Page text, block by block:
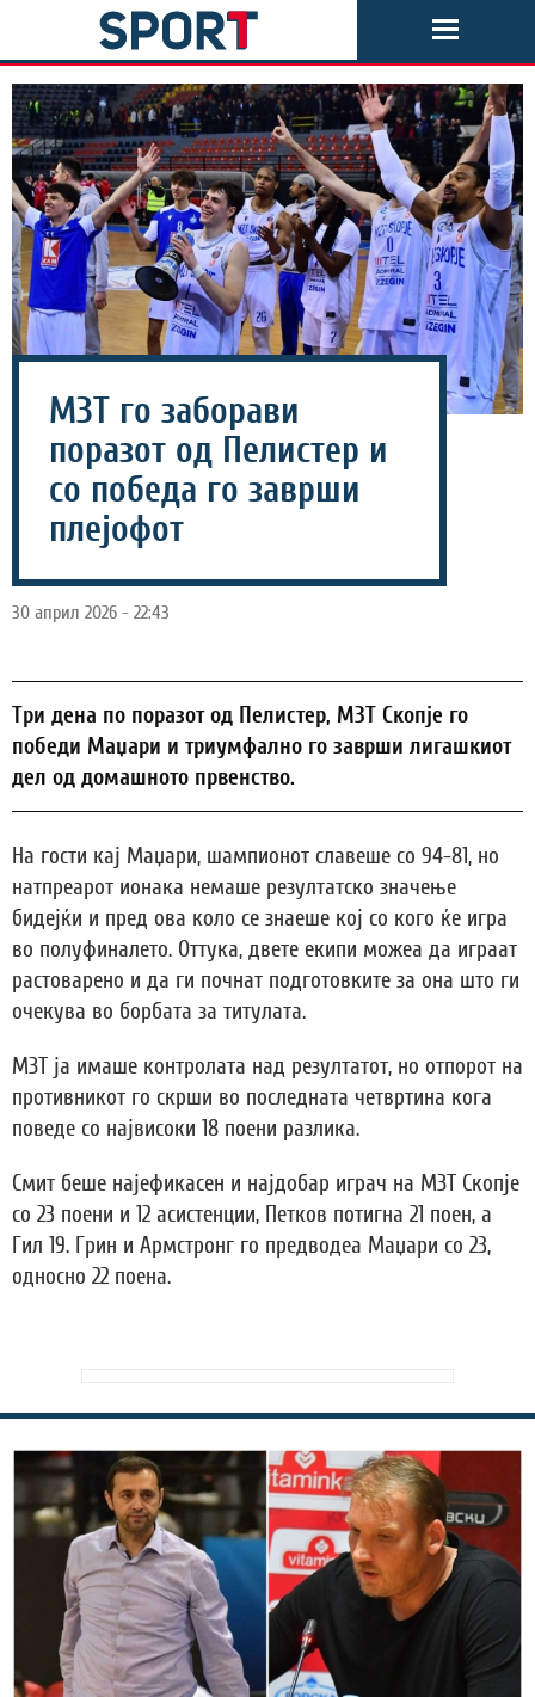
МЗТ го заборави
поразот од Пелистер и
со победа го заврши
плејофот
30 април 2026 - 22:43
Три дена по поразот од Пелистер, МЗТ Скопје го
победи Маџари и триумфално го заврши лигашкиот
дел од домашното првенство.
На гости кај Маџари, шампионот славеше со 94-81, но
натпреарот ионака немаше резултатско значење
бидејќи и пред ова коло се знаеше кој со кого ќе игра
во полуфиналето. Оттука, двете екипи можеа да играат
растоварено и да ги почнат подготовките за она што ги
очекува во борбата за титулата.
МЗТ ја имаше контролата над резултатот, но отпорот на
противникот го скрши во последната четвртина кога
поведе со највисоки 18 поени разлика.
Смит беше најефикасен и најдобар играч на МЗТ Скопје
со 23 поени и 12 асистенции, Петков потигна 21 поен, а
Гил 19. Грин и Армстронг го предводеа Маџари со 23,
односно 22 поена.